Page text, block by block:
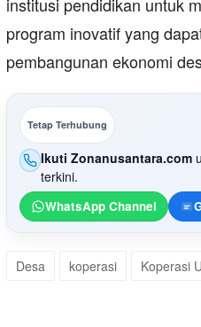
program inovatif yang
pembangunan ekonomi
Tetap Terhubung
Ikuti Zonanusantara.com
terkini.
WhatsApp Channel
Desa koperasi Koperasi